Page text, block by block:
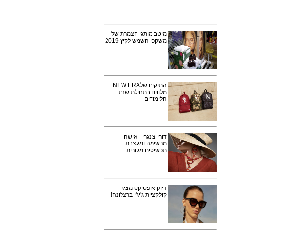
מיטב מותגי הצמרת של
משקפי השמש לקיץ 2019
התיקים שלNEW ERA
מלווים בתחילת שנת
הלימודים
דורי צ'נגרי - אישה
מרשימה ומעצבת
תכשיטים מקורית
דיוק אופטיקס מציג
קולקציית ג'יג'י ברצלונה!